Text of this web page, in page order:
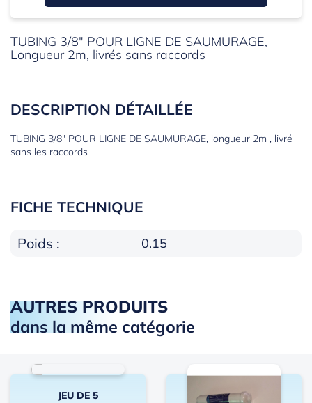
TUBING 3/8" POUR LIGNE DE SAUMURAGE,
Longueur 2m, livrés sans raccords
DESCRIPTION DÉTAILLÉE
TUBING 3/8" POUR LIGNE DE SAUMURAGE, longueur 2m , livré
sans les raccords
FICHE TECHNIQUE
Poids : 0.15
AUTRES PRODUITS
dans la même catégorie
JEU DE 5